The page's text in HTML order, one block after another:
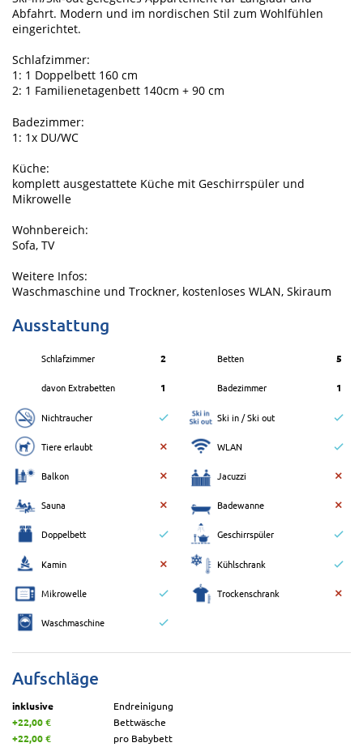
Abfahrt. Modern und im nordischen Stil zum Wohlfühlen
eingerichtet.
Schlafzimmer:
1: 1 Doppelbett 160 cm
2: 1 Familienetagenbett 140cm + 90 cm
Badezimmer:
1: 1x DU/WC
Küche:
komplett ausgestattete Küche mit Geschirrspüler und
Mikrowelle
Wohnbereich:
Sofa, TV
Weitere Infos:
Waschmaschine und Trockner, kostenloses WLAN, Skiraum
Ausstattung
Schlafzimmer 2 Betten 5
davon Extrabetten 1 Badezimmer 1
Nichtraucher Ski in / Ski out
Tiere erlaubt WLAN
Balkon Jacuzzi
Sauna Badewanne
Doppelbett Geschirrspüler
Kamin Kühlschrank
Mikrowelle Trockenschrank
Waschmaschine
Aufschläge
inklusive
Endreinigung
+22,00 €
Bettwäsche
+22,00 €
pro Babybett